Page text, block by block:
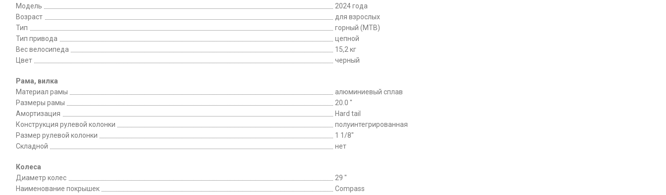
Модель
2024 года
Возраст
для взрослых
Тип
горный (MTB)
Тип привода
цепной
Вес велосипеда
15,2 кг
Цвет
черный
Рама, вилка
Материал рамы
алюминиевый сплав
Размеры рамы
20.0 "
Амортизация
Hard tail
Конструкция рулевой колонки
полуинтегрированная
Размер рулевой колонки
1 1/8"
Складной
нет
Колеса
Диаметр колес
29 "
Наименование покрышек
Compass